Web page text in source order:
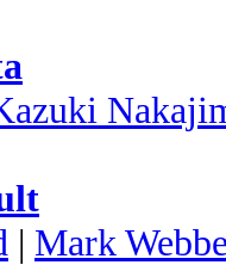
| Mark